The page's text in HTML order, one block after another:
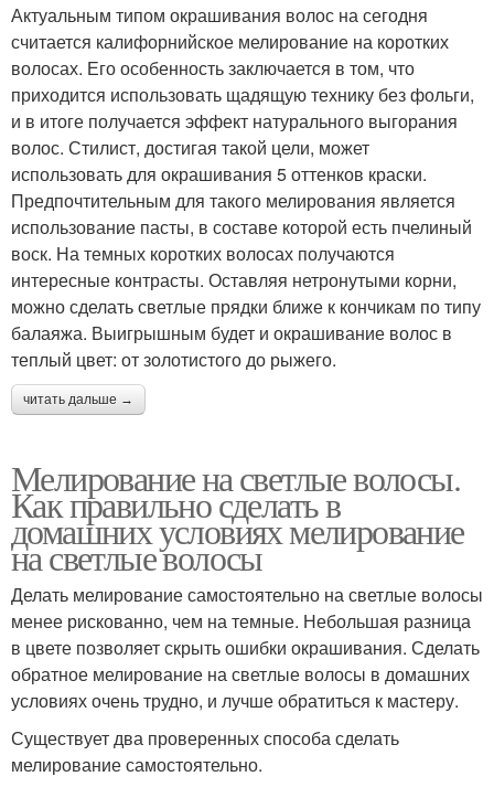
Актуальным типом окрашивания волос на сегодня
считается калифорнийское мелирование на коротких
волосах. Его особенность заключается в том, что
приходится использовать щадящую технику без фольги,
и в итоге получается эффект натурального выгорания
волос. Стилист, достигая такой цели, может
использовать для окрашивания 5 оттенков краски.
Предпочтительным для такого мелирования является
использование пасты, в составе которой есть пчелиный
воск. На темных коротких волосах получаются
интересные контрасты. Оставляя нетронутыми корни,
можно сделать светлые прядки ближе к кончикам по типу
балаяжа. Выигрышным будет и окрашивание волос в
теплый цвет: от золотистого до рыжего.
читать дальше →
Мелирование на светлые волосы.
Как правильно сделать в
домашних условиях мелирование
на светлые волосы
Делать мелирование самостоятельно на светлые волосы
менее рискованно, чем на темные. Небольшая разница
в цвете позволяет скрыть ошибки окрашивания. Сделать
обратное мелирование на светлые волосы в домашних
условиях очень трудно, и лучше обратиться к мастеру.
Существует два проверенных способа сделать
мелирование самостоятельно.